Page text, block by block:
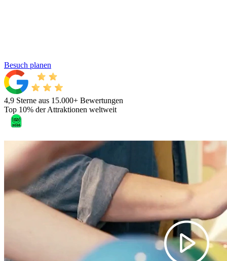
Besuch planen
4,9 Sterne aus 15.000+ Bewertungen
Top 10% der Attraktionen weltweit